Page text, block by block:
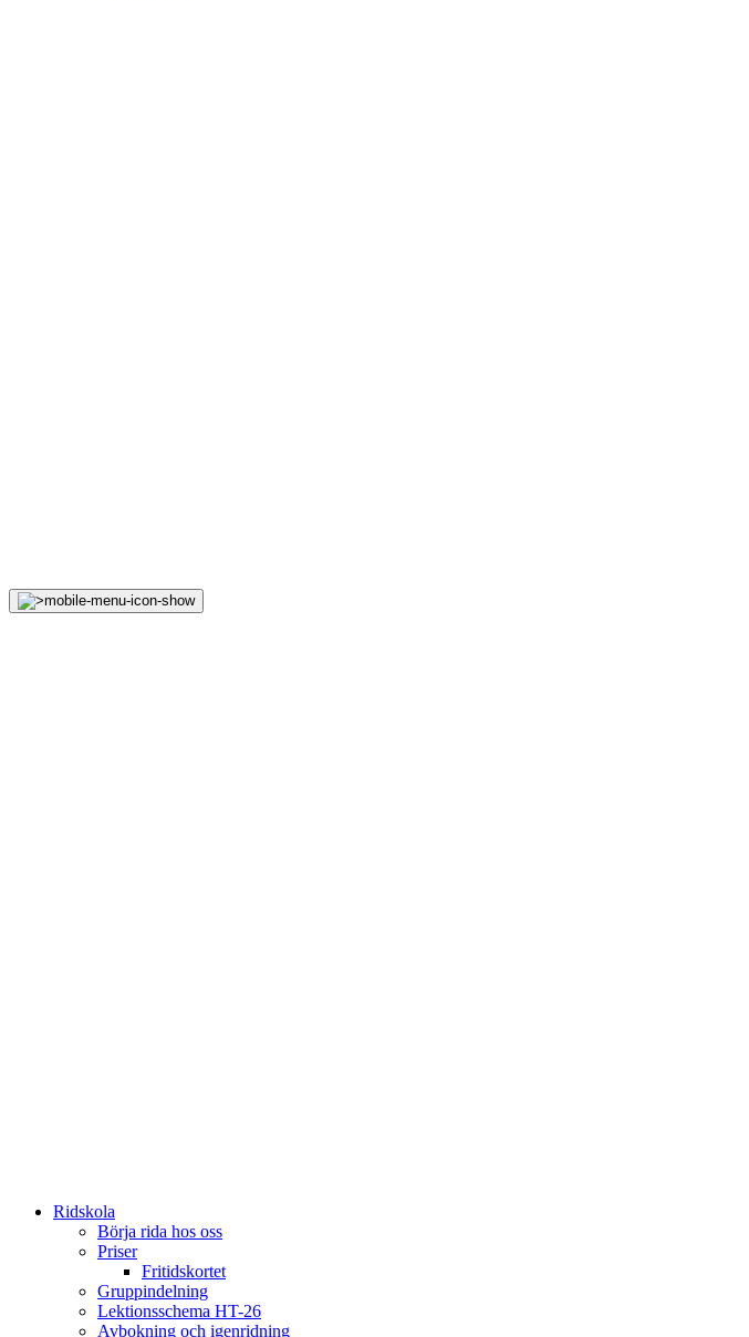
Ridskola
Börja rida hos oss
Priser
Fritidskortet
Gruppindelning
Lektionsschema HT-26
Avbokning och igenridning